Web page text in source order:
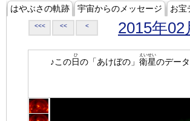
はやぶさの軌跡 宇宙からのメッセージ お宝
<<< << < 2015年02
♪この日
ひ
の「あけぼの」 衛星
えいせい
のデー